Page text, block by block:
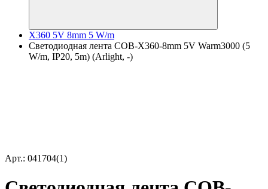
X360 5V 8mm 5 W/m
Светодиодная лента COB-X360-8mm 5V Warm3000 (5
W/m, IP20, 5m) (Arlight, -)
Арт.: 041704(1)